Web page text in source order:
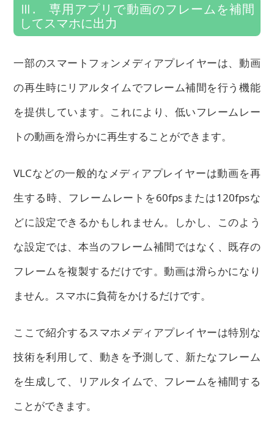
Ⅲ. 専用アプリで動画のフレームを補間
してスマホに出力
一部のスマートフォンメディアプレイヤーは、動画
の再生時にリアルタイムでフレーム補間を行う機能
を提供しています。これにより、低いフレームレー
トの動画を滑らかに再生することができます。
VLCなどの一般的なメディアプレイヤーは動画を再
生する時、フレームレートを60fpsまたは120fpsな
どに設定できるかもしれません。しかし、このよう
な設定では、本当のフレーム補間ではなく、既存の
フレームを複製するだけです。動画は滑らかになり
ません。スマホに負荷をかけるだけです。
ここで紹介するスマホメディアプレイヤーは特別な
技術を利用して、動きを予測して、新たなフレーム
を生成して、リアルタイムで、フレームを補間する
ことができます。